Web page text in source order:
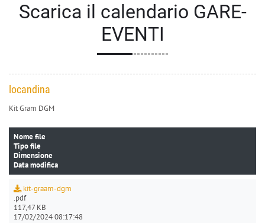
Scarica il calendario GARE-
EVENTI
locandina
Kit Gram DGM
Nome file
Tipo file
Dimensione
Data modifica
kit-graam-dgm
.pdf
117,47 KB
17/02/2024 08:17:48